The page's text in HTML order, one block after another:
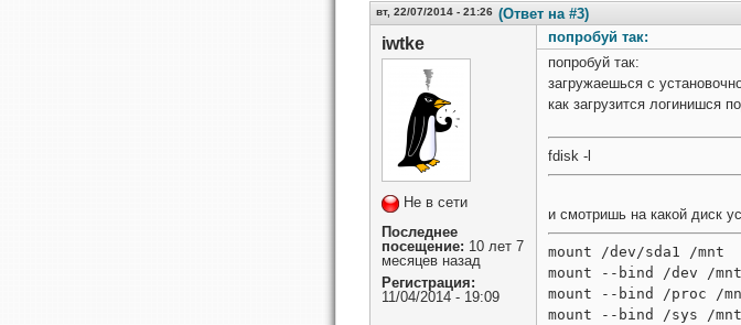
вт, 22/07/2014 - 21:26 (Ответ на #3)
iwtke
Не в сети
Последнее
посещение: 10 лет 7
месяцев назад
Регистрация:
11/04/2014 - 19:09
попробуй так:
попробуй так:
загружаешься с
как загрузится логинишся
fdisk -l
и смотришь на какой диск
mount /dev/sda1 /mnt
mount --bind /dev /
mount --bind /proc /
mount --bind /sys /